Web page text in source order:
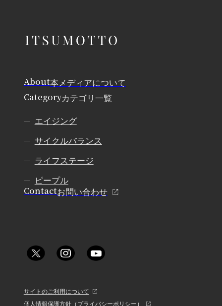
本メディアについて
About
カテゴリ一覧
Category
エイジング
サイクルバランス
ライフステージ
ピープル
お問い合わせ
Contact
サイトのご利用について
個人情報保護方針（プライバシーポリシー）